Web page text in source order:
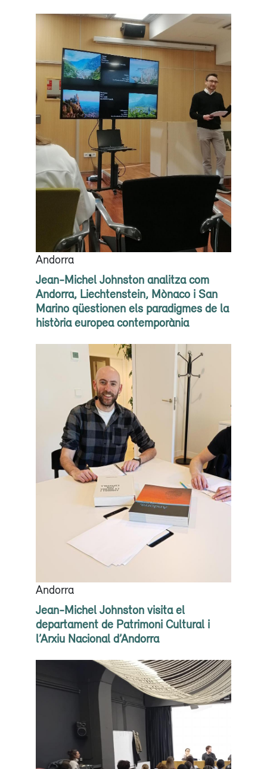
Andorra
Jean-Michel Johnston analitza com
Andorra, Liechtenstein, Mònaco i San
Marino qüestionen els paradigmes de la
història europea contemporània
Andorra
Jean-Michel Johnston visita el
departament de Patrimoni Cultural i
l’Arxiu Nacional d’Andorra